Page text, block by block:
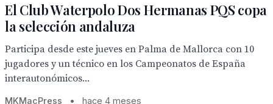
El Club Waterpolo Dos Hermanas PQS copa
la selección andaluza
Participa desde este jueves en Palma de Mallorca con 10
jugadores y un técnico en los Campeonatos de España
interautonómicos...
MKMacPress • hace 4 meses